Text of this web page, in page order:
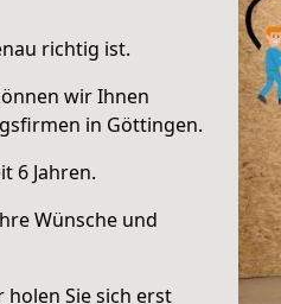
richtig ist.
wir Ihnen
in Göttingen.
6 Jahren.
Wünsche und
holen Sie sich erst